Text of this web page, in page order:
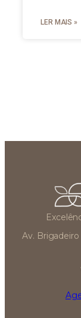
LER MAIS »
Av. Brigadeiro